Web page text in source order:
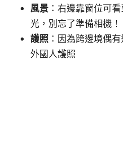
風景 ：右邊靠窗位可
光，別忘了準備相機！
護照 ：因為跨邊境偶
外國人護照